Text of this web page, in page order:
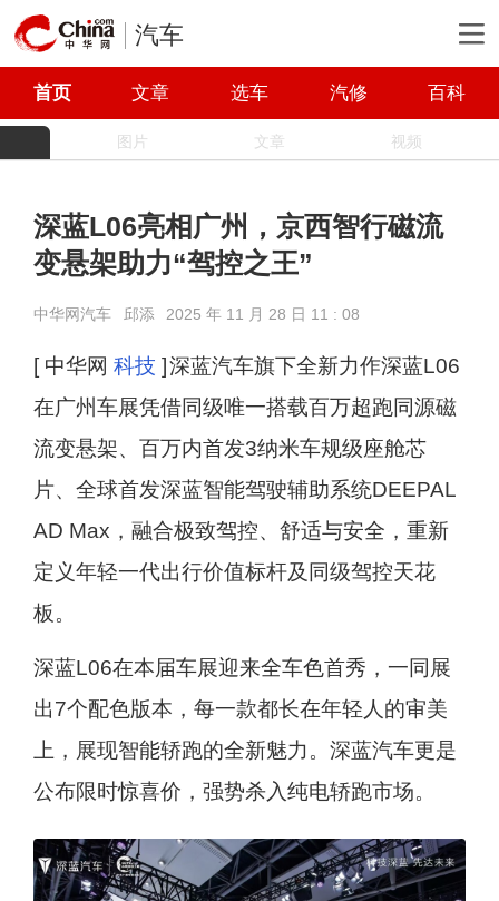
汽车
首页 文章 选车 汽修 百科
图片 文章 视频
深蓝L06亮相广州，京西智行磁流
变悬架助力“驾控之王”
中华网汽车 邱添 2025 年 11 月 28 日 11 : 08
[ 中华网 科技 ] 深蓝汽车旗下全新力作深蓝L06
在广州车展凭借同级唯一搭载百万超跑同源磁
流变悬架、百万内首发3纳米车规级座舱芯
片、全球首发深蓝智能驾驶辅助系统DEEPAL
AD Max，融合极致驾控、舒适与安全，重新
定义年轻一代出行价值标杆及同级驾控天花
板。
深蓝L06在本届车展迎来全车色首秀，一同展
出7个配色版本，每一款都长在年轻人的审美
上，展现智能轿跑的全新魅力。深蓝汽车更是
公布限时惊喜价，强势杀入纯电轿跑市场。